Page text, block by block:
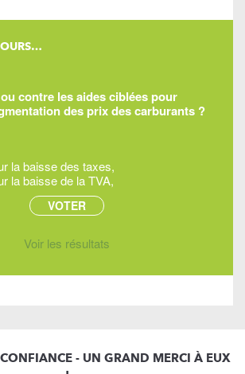
contre les aides ciblées pour
des prix des carburants ?
la baisse des taxes,
la baisse de la TVA,
Voir les résultats
- UN GRAND MERCI À EUX